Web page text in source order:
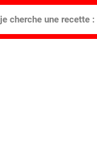
je cherche une recette :